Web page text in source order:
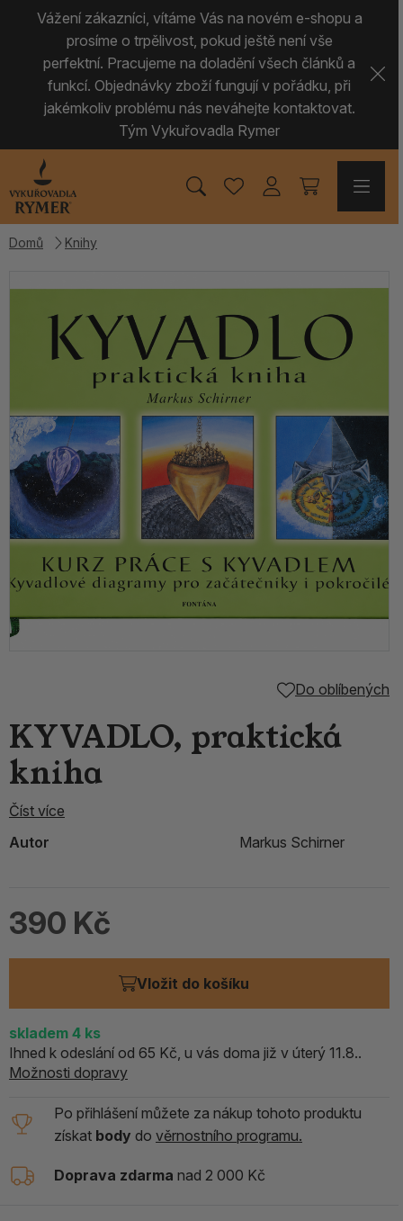
Vážení zákazníci, vítáme Vás na novém e-shopu a
prosíme o trpělivost, pokud ještě není vše
perfektní. Pracujeme na doladění všech článků a
funkcí. Objednávky zboží fungují v pořádku, při
jakémkoliv problému nás neváhejte kontaktovat.
Tým Vykuřovadla Rymer
Domů Knihy
Do oblíbených
KYVADLO, praktická
kniha
Číst více
Autor
Markus Schirner
390 Kč
Vložit do košíku
skladem 4 ks
Ihned k odeslání od 65 Kč, u vás doma již v úterý 11.8..
Možnosti dopravy
Po přihlášení můžete za nákup tohoto produktu
získat body do věrnostního programu.
Doprava zdarma nad 2 000 Kč